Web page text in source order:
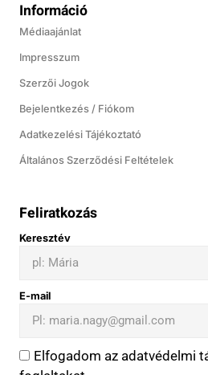
Információ
Médiaajánlat
Impresszum
Szerzői Jogok
Bejelentkezés / Fiókom
Adatkezelési Tájékoztató
Általános Szerződési Feltételek
Feliratkozás
Keresztév
E-mail
Elfogadom az adatvédelmi